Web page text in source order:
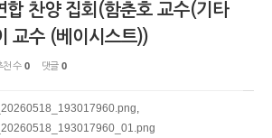
합 찬양 집회(함춘호 교수(기타
교수 (베이시스트))
천 수0 댓글 0
,